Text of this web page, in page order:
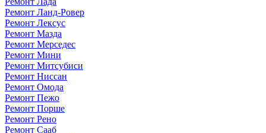
Ремонт Ланд-Ровер
Ремонт Лексус
Ремонт Мазда
Ремонт Мерседес
Ремонт Мини
Ремонт Митсубиси
Ремонт Ниссан
Ремонт Омода
Ремонт Пежо
Ремонт Порше
Ремонт Рено
Ремонт Сааб